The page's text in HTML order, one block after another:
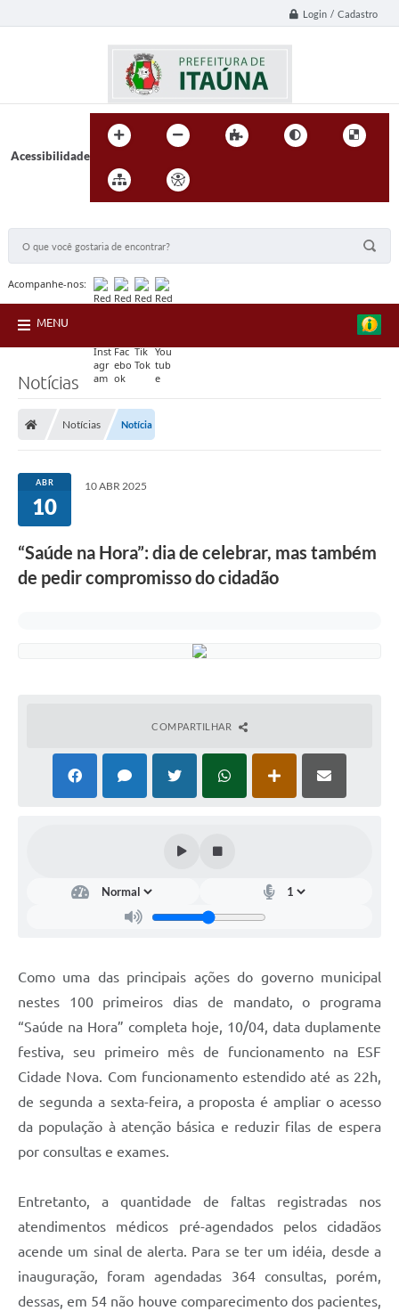
Login / Cadastro
Acessibilidade
Acompanhe-nos:
MENU
Notícias
Notícias Notícia
ABR
10
10 ABR 2025
“Saúde na Hora”: dia de celebrar, mas também
de pedir compromisso do cidadão
COMPARTILHAR
Como uma das principais ações do governo municipal
nestes 100 primeiros dias de mandato, o programa
“Saúde na Hora” completa hoje, 10/04, data duplamente
festiva, seu primeiro mês de funcionamento na ESF
Cidade Nova. Com funcionamento estendido até as 22h,
de segunda a sexta-feira, a proposta é ampliar o acesso
da população à atenção básica e reduzir filas de espera
por consultas e exames.
Entretanto, a quantidade de faltas registradas nos
atendimentos médicos pré-agendados pelos cidadãos
acende um sinal de alerta. Para se ter um idéia, desde a
inauguração, foram agendadas 364 consultas, porém,
dessas, em 54 não houve comparecimento dos pacientes,